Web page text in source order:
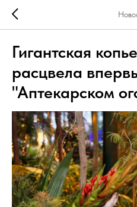
Гигантская
расцвела
"Аптекарском